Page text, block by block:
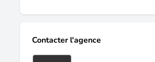
Contacter l'agence